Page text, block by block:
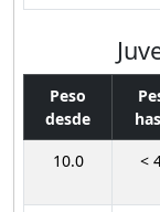
Peso
desde
10.0
<